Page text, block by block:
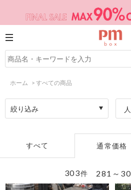
ホーム > すべての商品
絞り込み
すべて 通常価格
281～
303件